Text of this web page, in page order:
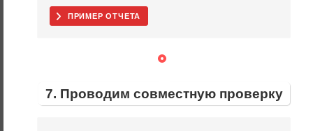
ПРИМЕР ОТЧЕТА
7. Проводим совместную проверку